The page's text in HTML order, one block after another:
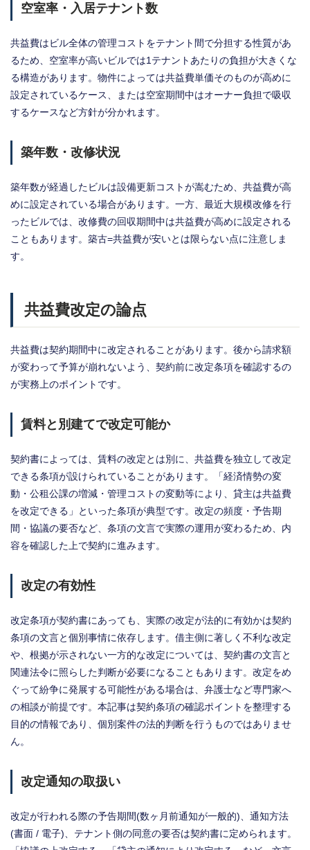
空室率・入居テナント数
共益費はビル全体の管理コストをテナント間で分担する性質があ
るため、空室率が高いビルでは1テナントあたりの負担が大きくな
る構造があります。物件によっては共益費単価そのものが高めに
設定されているケース、または空室期間中はオーナー負担で吸収
するケースなど方針が分かれます。
築年数・改修状況
築年数が経過したビルは設備更新コストが嵩むため、共益費が高
めに設定されている場合があります。一方、最近大規模改修を行
ったビルでは、改修費の回収期間中は共益費が高めに設定される
こともあります。築古=共益費が安いとは限らない点に注意しま
す。
共益費改定の論点
共益費は契約期間中に改定されることがあります。後から請求額
が変わって予算が崩れないよう、契約前に改定条項を確認するの
が実務上のポイントです。
賃料と別建てで改定可能か
契約書によっては、賃料の改定とは別に、共益費を独立して改定
できる条項が設けられていることがあります。「経済情勢の変
動・公租公課の増減・管理コストの変動等により、貸主は共益費
を改定できる」といった条項が典型です。改定の頻度・予告期
間・協議の要否など、条項の文言で実際の運用が変わるため、内
容を確認した上で契約に進みます。
改定の有効性
改定条項が契約書にあっても、実際の改定が法的に有効かは契約
条項の文言と個別事情に依存します。借主側に著しく不利な改定
や、根拠が示されない一方的な改定については、契約書の文言と
関連法令に照らした判断が必要になることもあります。改定をめ
ぐって紛争に発展する可能性がある場合は、弁護士など専門家へ
の相談が前提です。本記事は契約条項の確認ポイントを整理する
目的の情報であり、個別案件の法的判断を行うものではありませ
ん。
改定通知の取扱い
改定が行われる際の予告期間(数ヶ月前通知が一般的)、通知方法
(書面 / 電子)、テナント側の同意の要否は契約書に定められます。